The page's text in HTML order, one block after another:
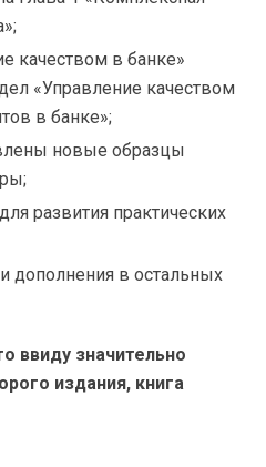
качеством в банке»
«Управление качеством
в банке»;
новые образцы
развития практических
дополнения в остальных
ввиду значительно
издания, книга